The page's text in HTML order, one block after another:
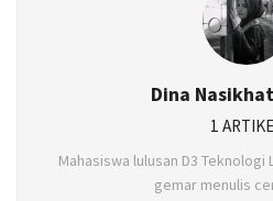
Dina
1
Mahasiswa lulusan D3
gemar menulis